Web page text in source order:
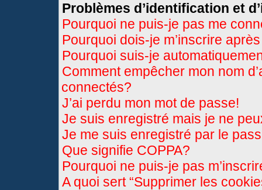
Problèmes d’identification et
Pourquoi ne puis-je pas me
Pourquoi dois-je m’inscrire
Pourquoi suis-je
Comment empêcher mon nom
connectés?
J’ai perdu mon mot de passe!
Je suis enregistré mais je ne
Je me suis enregistré par le
Que signifie COPPA?
Pourquoi ne puis-je pas
A quoi sert “Supprimer les